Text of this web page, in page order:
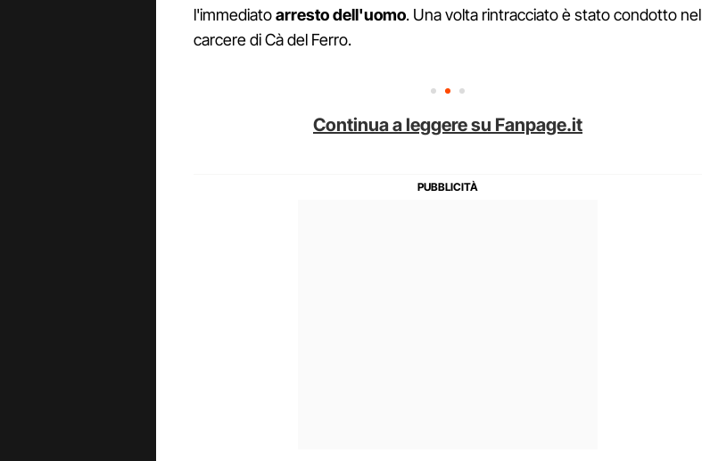
l'immediatoarresto dell'uomo. Una volta rintracciato è stato condotto nel
carcere di Cà del Ferro.
Continua a leggere su Fanpage.it